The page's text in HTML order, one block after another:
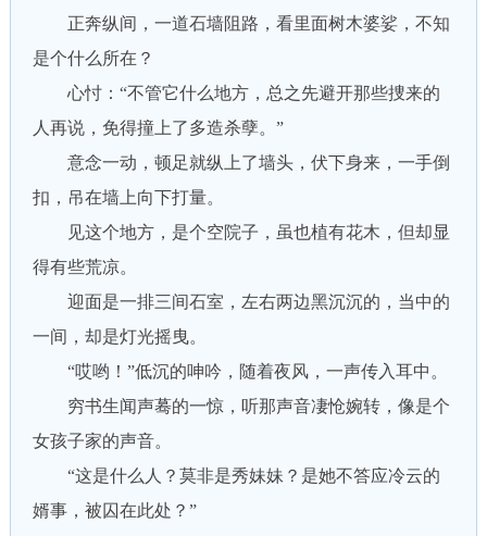
正奔纵间，一道石墙阻路，看里面树木婆娑，不知
是个什么所在？
心忖：“不管它什么地方，总之先避开那些捜来的
人再说，免得撞上了多造杀孽。”
意念一动，顿足就纵上了墙头，伏下身来，一手倒
扣，吊在墙上向下打量。
见这个地方，是个空院子，虽也植有花木，但却显
得有些荒凉。
迎面是一排三间石室，左右两边黑沉沉的，当中的
一间，却是灯光摇曳。
“哎哟！”低沉的呻吟，随着夜风，一声传入耳中。
穷书生闻声蓦的一惊，听那声音凄怆婉转，像是个
女孩子家的声音。
“这是什么人？莫非是秀妹妹？是她不答应冷云的
婿事，被囚在此处？”